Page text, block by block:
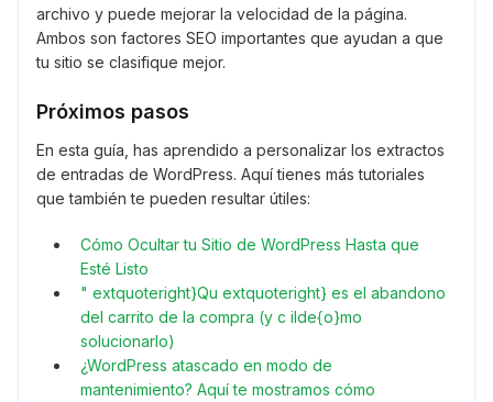
archivo y puede mejorar la velocidad de la página.
Ambos son factores SEO importantes que ayudan a que
tu sitio se clasifique mejor.
Próximos pasos
En esta guía, has aprendido a personalizar los extractos
de entradas de WordPress. Aquí tienes más tutoriales
que también te pueden resultar útiles:
Cómo Ocultar tu Sitio de WordPress Hasta que
Esté Listo
" extquoteright}Qu extquoteright} es el abandono
del carrito de la compra (y c ilde{o}mo
solucionarlo)
¿WordPress atascado en modo de
mantenimiento? Aquí te mostramos cómo